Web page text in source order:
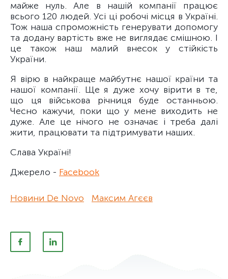
майже нуль. Але в нашій компанії працює
всього 120 людей. Усі ці робочі місця в Україні.
Тож наша спроможність генерувати допомогу
та додану вартість вже не виглядає смішною. І
це також наш малий внесок у стійкість
України.
Я вірю в найкраще майбутнє нашої країни та
нашої компанії. Ще я дуже хочу вірити в те,
що ця військова річниця буде останньою.
Чесно кажучи, поки що у мене виходить не
дуже. Але це нічого не означає і треба далі
жити, працювати та підтримувати наших.
Слава Україні!
Джерело - Facebook
Новини De Novo Максим Агєєв